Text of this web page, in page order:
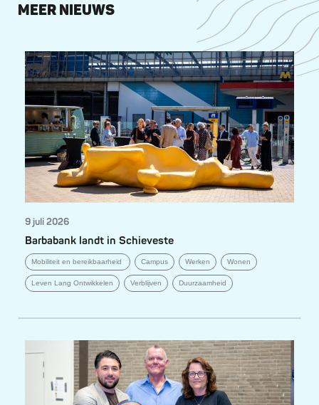
MEER NIEUWS
9 juli 2026
Barbabank landt in Schieveste
Mobiliteit en bereikbaarheid Campus Werken Wonen
Leven Lang Ontwikkelen Verblijven Duurzaamheid